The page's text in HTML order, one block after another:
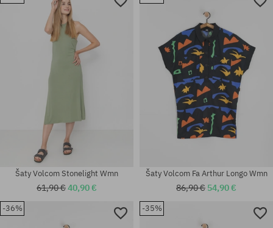
Dostupné veľkosti:
Dostupné veľkosti:
Dostupné veľkosti:
Šaty Volcom Stonelight Wmn
61,90 €40,90 €
Šaty Volcom Fa Arthur Longo Wmn
86,90 € 54,90 €
-36% -35%